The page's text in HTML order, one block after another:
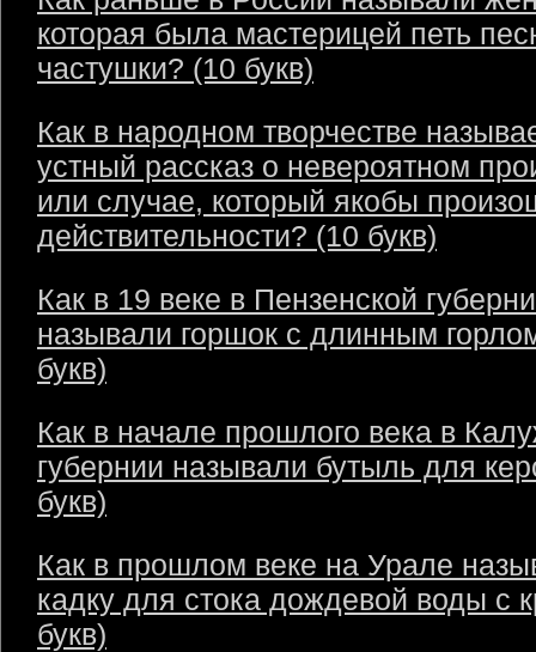
которая была мастерицей петь
частушки? (10 букв)
Как в народном творчестве
устный рассказ о невероятном
или случае, который якобы
действительности? (10 букв)
Как в 19 веке в Пензенской
называли горшок с длинным
букв)
Как в начале прошлого века в
губернии называли бутыль для
букв)
Как в прошлом веке на Урале
кадку для стока дождевой воды с
букв)